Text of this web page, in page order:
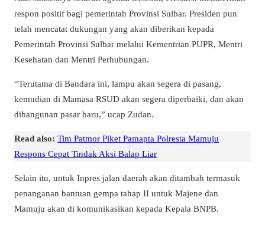
respon positif bagi pemerintah Provinsi Sulbar. Presiden pun
telah mencatat dukungan yang akan diberikan kepada
Pemerintah Provinsi Sulbar melalui Kementrian PUPR, Mentri
Kesehatan dan Mentri Perhubungan.
“Terutama di Bandara ini, lampu akan segera di pasang,
kemudian di Mamasa RSUD akan segera diperbaiki, dan akan
dibangunan pasar baru,” ucap Zudan.
Read also: Tim Patmor Piket Pamapta Polresta Mamuju
Respons Cepat Tindak Aksi Balap Liar
Selain itu, untuk Inpres jalan daerah akan ditambah termasuk
penanganan bantuan gempa tahap II untuk Majene dan
Mamuju akan di komunikasikan kepada Kepala BNPB.